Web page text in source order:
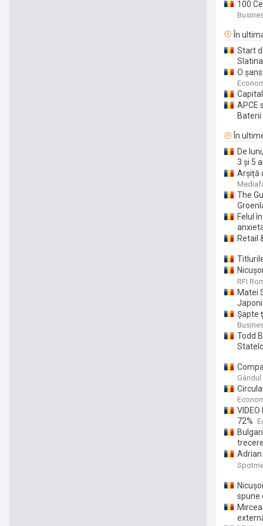
100
În
Start
Slatina
O
ediție
APCE
Baterii
În
De
3 și 5
Arșiță
The
Felul
Retail
a-şi
RFI
Matei
Şapte
oferă
Todd
Gândul
72%
Adrian
„Nu e
spune